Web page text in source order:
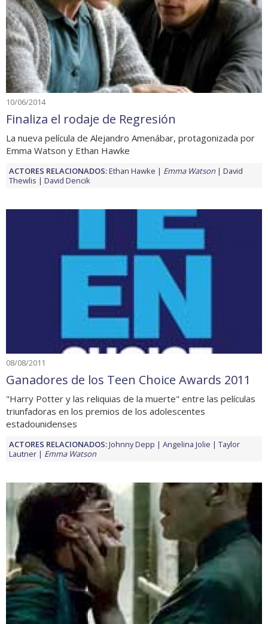
10/06/2014
Finaliza el rodaje de Regresión
La nueva película de Alejandro Amenábar, protagonizada por
Emma Watson y Ethan Hawke
ACTORES RELACIONADOS:Ethan Hawke Emma Watson
David
Thewlis
David Dencik
08/08/2011
Ganadores de los Teen Choice Awards 2011
"Harry Potter y las reliquias de la muerte" entre las películas
triunfadoras en los premios de los adolescentes
estadounidenses
ACTORES RELACIONADOS:Johnny Depp Angelina Jolie
Taylor
Lautner
Emma Watson